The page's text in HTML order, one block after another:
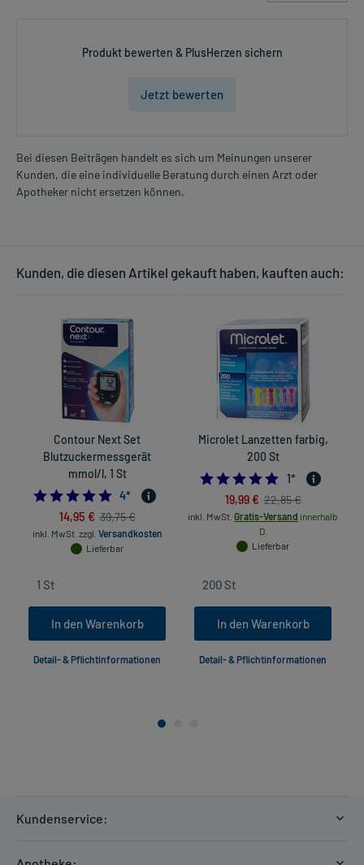
Produkt bewerten & PlusHerzen sichern
Jetzt bewerten
Bei diesen Beiträgen handelt es sich um Meinungen unserer
Kunden, die eine individuelle Beratung durch einen Arzt oder
Apotheker nicht ersetzen können.
Kunden, die diesen Artikel gekauft haben, kauften auch:
Contour Next Set
Blutzuckermessgerät
mmol/l, 1 St
4.75
4*
14,95 € 39,75 €
inkl. MwSt. zzgl. Versandkosten
Lieferbar
In den Warenkorb
Detail- & Pflichtinformationen
Microlet Lanzetten farbig,
200 St
5.0
1*
19,99 € 22,85 €
inkl. MwSt. Gratis-Versand innerhalb
D.
Lieferbar
In den Warenkorb
Detail- & Pflichtinformationen
Kundenservice: